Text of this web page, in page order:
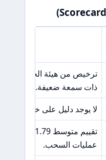
ترخيص من هيئة الخدمات
ذات سمعة ضعيفة.
لا يوجد دليل على خبرة
عمليات السحب.